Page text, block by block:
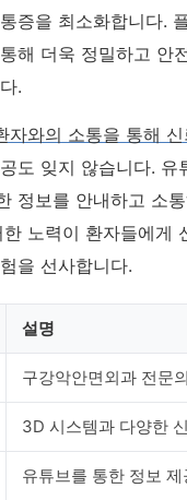
증을 최소화합니다.
해 더욱 정밀하고 안
.
자와의 소통을 통해
도 잊지 않습니다. 유
정보를 안내하고 소
노력이 환자들에게
을 선사합니다.
설명
구강악안면외과 전문
3D 시스템과 다양한
유튜브를 통한 정보